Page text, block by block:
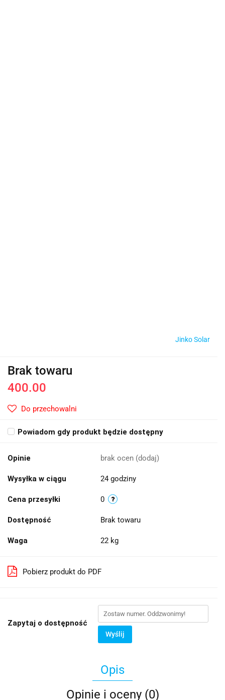
Jinko Solar
Brak towaru
400.00
Do przechowalni
Powiadom gdy produkt będzie dostępny
Opinie brak ocen (dodaj)
Wysyłka w ciągu 24 godziny
Cena przesyłki 0
Dostępność Brak towaru
Waga 22 kg
Pobierz produkt do PDF
Zapytaj o dostępność
Wyślij
Opis
Opinie i oceny (0)